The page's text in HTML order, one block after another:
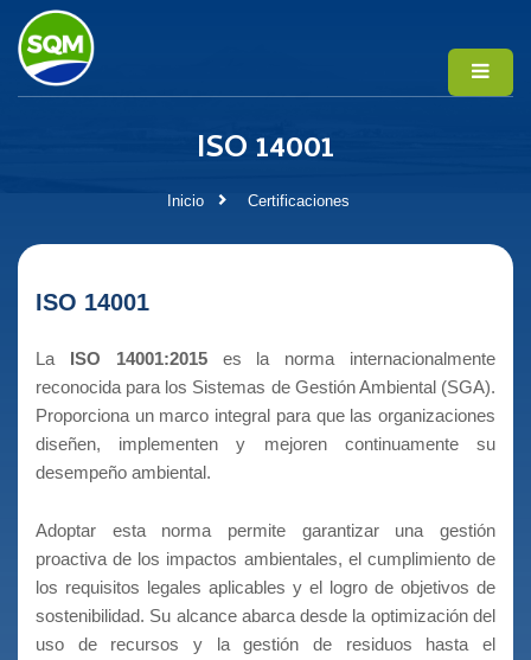
ISO 14001
Inicio Certificaciones
ISO 14001
La ISO 14001:2015 es la norma internacionalmente
reconocida para los Sistemas de Gestión Ambiental (SGA).
Proporciona un marco integral para que las organizaciones
diseñen, implementen y mejoren continuamente su
desempeño ambiental.
Adoptar esta norma permite garantizar una gestión
proactiva de los impactos ambientales, el cumplimiento de
los requisitos legales aplicables y el logro de objetivos de
sostenibilidad. Su alcance abarca desde la optimización del
uso de recursos y la gestión de residuos hasta el